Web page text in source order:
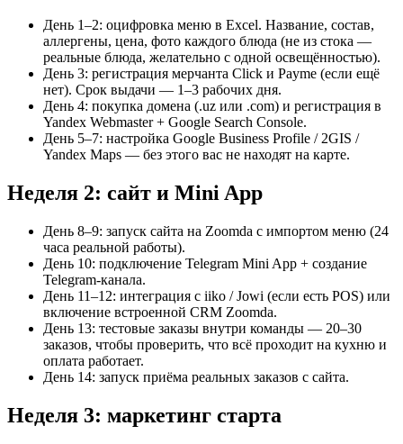
День 1–2: оцифровка меню в Excel. Название, состав,
аллергены, цена, фото каждого блюда (не из стока —
реальные блюда, желательно с одной освещённостью).
День 3: регистрация мерчанта Click и Payme (если ещё
нет). Срок выдачи — 1–3 рабочих дня.
День 4: покупка домена (.uz или .com) и регистрация в
Yandex Webmaster + Google Search Console.
День 5–7: настройка Google Business Profile / 2GIS /
Yandex Maps — без этого вас не находят на карте.
Неделя 2: сайт и Mini App
День 8–9: запуск сайта на Zoomda с импортом меню (24
часа реальной работы).
День 10: подключение Telegram Mini App + создание
Telegram-канала.
День 11–12: интеграция с iiko / Jowi (если есть POS) или
включение встроенной CRM Zoomda.
День 13: тестовые заказы внутри команды — 20–30
заказов, чтобы проверить, что всё проходит на кухню и
оплата работает.
День 14: запуск приёма реальных заказов с сайта.
Неделя 3: маркетинг старта